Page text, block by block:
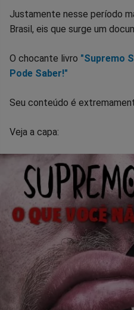
Justamente nesse período
Brasil, eis que surge um
O chocante livro "Supremo
Pode Saber!"
Seu conteúdo é
Veja a capa: